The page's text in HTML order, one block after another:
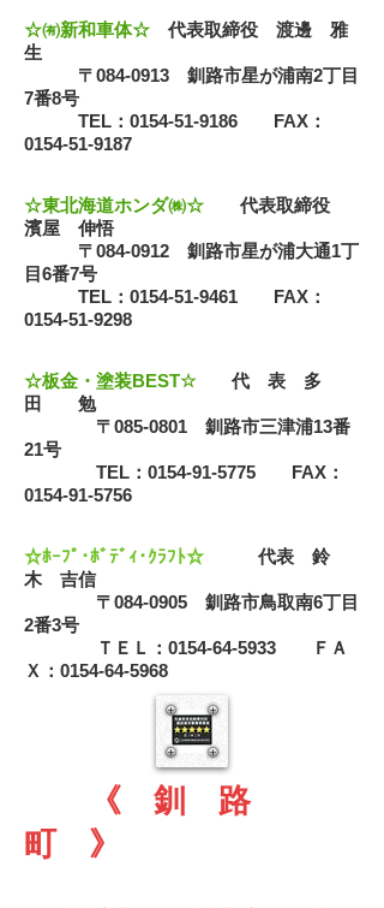
☆㈲新和車体☆ 代表取締役 渡邊 雅
生
〒084-0913 釧路市星が浦南2丁目
7番8号
TEL：0154-51-9186 FAX：
0154-51-9187
☆東北海道ホンダ㈱☆ 代表取締役
濱屋 伸悟
〒084-0912 釧路市星が浦大通1丁
目6番7号
TEL：0154-51-9461 FAX：
0154-51-9298
☆板金・塗装BEST☆
代 表 多
田 勉
〒085-0801 釧路市三津浦13番
21号
TEL：0154-91-5775 FAX：
0154-91-5756
☆ﾎｰﾌﾟ･ﾎﾞﾃﾞｨ･ｸﾗﾌﾄ☆ 代表 鈴
木 吉信
〒084-0905 釧路市鳥取南6丁目
2番3号
ＴＥＬ：0154-64-5933 ＦＡ
Ｘ：0154-64-5968
《 釧 路
町 》